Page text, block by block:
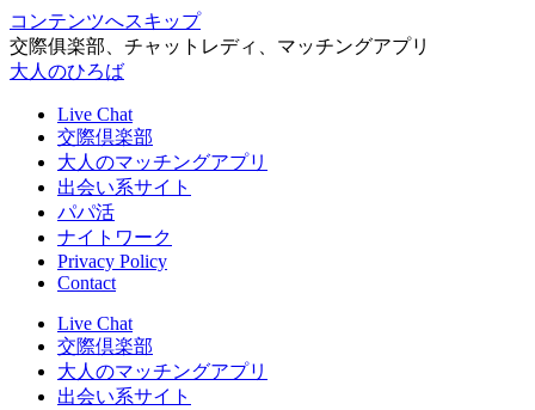
コンテンツへスキップ
交際俱楽部、チャットレディ、マッチングアプリ
大人のひろば
Live Chat
交際倶楽部
大人のマッチングアプリ
出会い系サイト
パパ活
ナイトワーク
Privacy Policy
Contact
Live Chat
交際倶楽部
大人のマッチングアプリ
出会い系サイト